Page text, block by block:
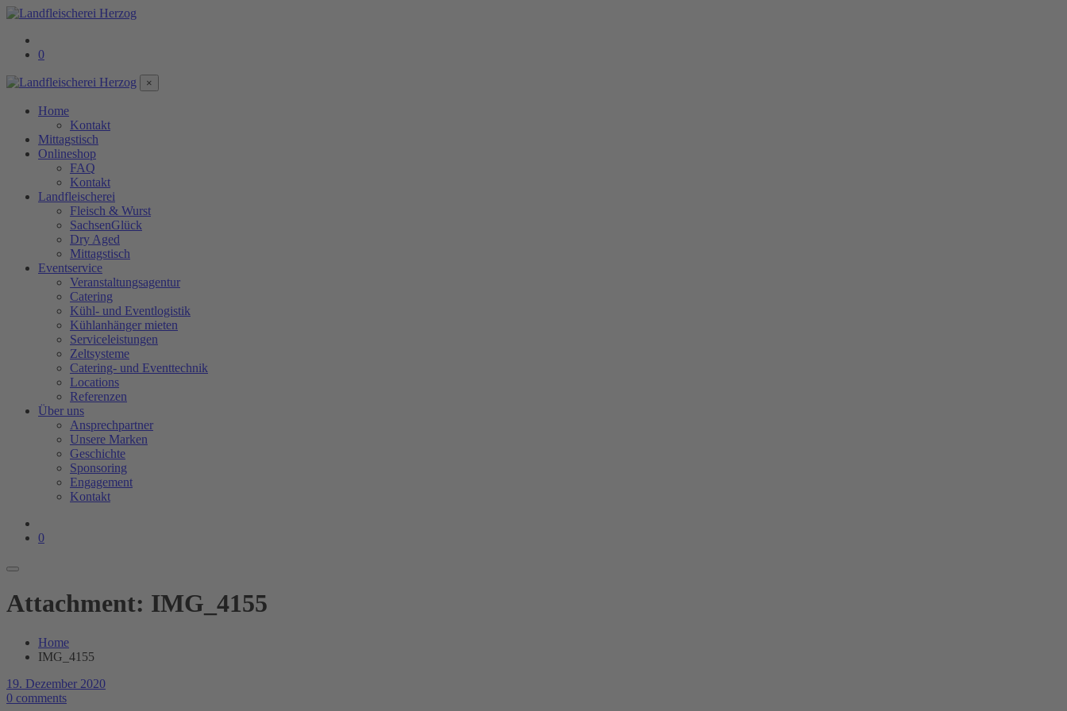
0
×
Home
Kontakt
Mittagstisch
Onlineshop
FAQ
Kontakt
Landfleischerei
Fleisch & Wurst
SachsenGlück
Dry Aged
Mittagstisch
Eventservice
Veranstaltungsagentur
Catering
Kühl- und Eventlogistik
Kühlanhänger mieten
Serviceleistungen
Zeltsysteme
Catering- und Eventtechnik
Locations
Referenzen
Über uns
Ansprechpartner
Unsere Marken
Geschichte
Sponsoring
Engagement
Kontakt
0
Attachment: IMG_4155
Home
IMG_4155
19. Dezember 2020
0 comments